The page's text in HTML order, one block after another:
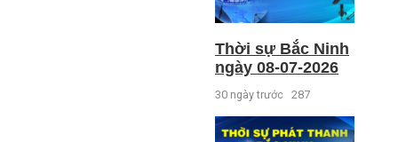
Thời sự Bắc Ninh
ngày 08-07-2026
30 ngày trước 287